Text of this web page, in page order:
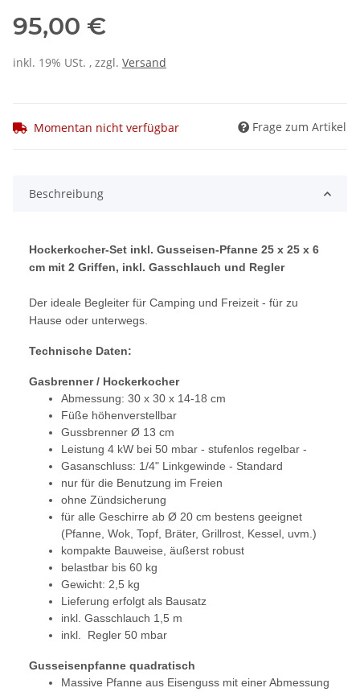
95,00 €
inkl. 19% USt. , zzgl. Versand
Momentan nicht verfügbar Frage zum Artikel
Beschreibung
Hockerkocher-Set inkl. Gusseisen-Pfanne 25 x 25 x 6
cm mit 2 Griffen, inkl. Gasschlauch und Regler
Der ideale Begleiter für Camping und Freizeit - für zu
Hause oder unterwegs.
Technische Daten:
Gasbrenner / Hockerkocher
Abmessung: 30 x 30 x 14-18 cm
Füße höhenverstellbar
Gussbrenner Ø 13 cm
Leistung 4 kW bei 50 mbar - stufenlos regelbar -
Gasanschluss: 1/4" Linkgewinde - Standard
nur für die Benutzung im Freien
ohne Zündsicherung
für alle Geschirre ab Ø 20 cm bestens geeignet
(Pfanne, Wok, Topf, Bräter, Grillrost, Kessel, uvm.)
kompakte Bauweise, äußerst robust
belastbar bis 60 kg
Gewicht: 2,5 kg
Lieferung erfolgt als Bausatz
inkl. Gasschlauch 1,5 m
inkl. Regler 50 mbar
Gusseisenpfanne quadratisch
Massive Pfanne aus Eisenguss mit einer Abmessung